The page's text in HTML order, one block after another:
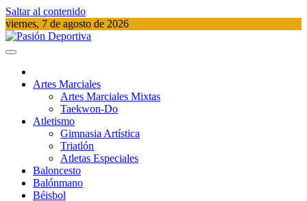
Saltar al contenido
viernes, 7 de agosto de 2026
Artes Marciales
Artes Marciales Mixtas
Taekwon-Do
Atletismo
Gimnasia Artística
Triatlón​
Atletas Especiales
Baloncesto
Balónmano
Béisbol